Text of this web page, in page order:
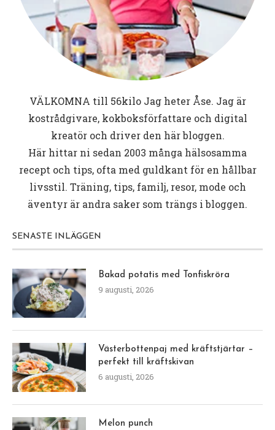
VÄLKOMNA till 56kiloJag heter Åse. Jag är
kostrådgivare, kokboksförfattare och digital
kreatör och driver den här bloggen.
Här hittar ni sedan 2003 många hälsosamma
recept och tips, ofta med guldkant för en hållbar
livsstil. Träning, tips, familj, resor, mode och
äventyr är andra saker som trängs i bloggen.
SENASTE INLÄGGEN
Bakad potatis med Tonfiskröra
9 augusti, 2026
Västerbottenpaj med kräftstjärtar –
perfekt till kräftskivan
6 augusti, 2026
Melon punch